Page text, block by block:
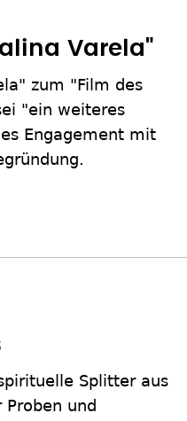
Varela"
zum "Film des
"ein weiteres
Engagement mit
Splitter aus
und